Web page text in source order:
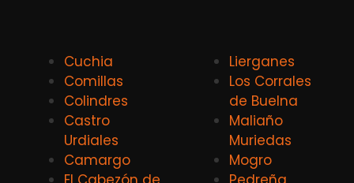
Cuchia
Comillas
Colindres
Castro
Urdiales
Camargo
Lierganes
Los Corrales
de Buelna
Maliaño
Muriedas
Mogro